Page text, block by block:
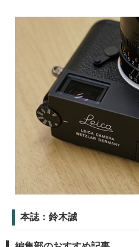
本誌：鈴木誠